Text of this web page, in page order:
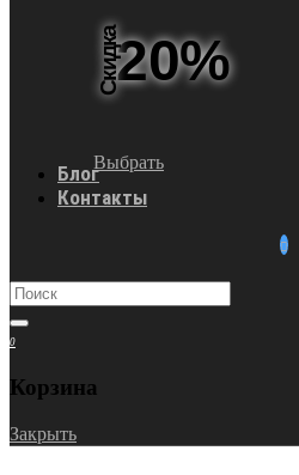
Скидка20%
Выбрать
Блог
Контакты
0
Корзина
Закрыть